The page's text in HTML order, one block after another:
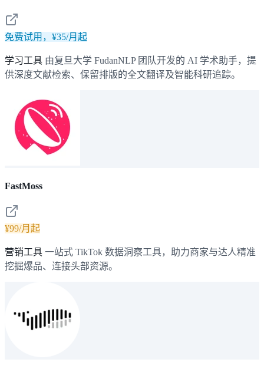
免费试用，¥35/月起
学习工具 由复旦大学 FudanNLP 团队开发的 AI 学术助手，提
供深度文献检索、保留排版的全文翻译及智能科研追踪。
FastMoss
¥99/月起
营销工具 一站式 TikTok 数据洞察工具，助力商家与达人精准
挖掘爆品、连接头部资源。